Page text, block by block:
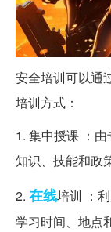
安全培训可以通
培训方式：
1. 集中授课 ：
知识、技能和政
2. 在线培训 ：
学习时间、地点